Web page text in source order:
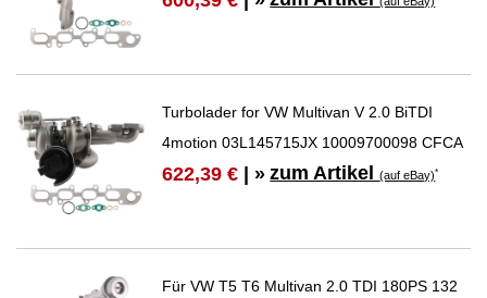
Turbolader for VW Multivan V 2.0 BiTDI
4motion 03L145715JX 10009700098 CFCA
622,39 € | » zum Artikel(auf eBay)*
Für VW T5 T6 Multivan 2.0 TDI 180PS 132